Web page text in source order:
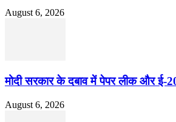
August 6, 2026
मोदी सरकार के दबाव में पेपर लीक और ई-
August 6, 2026